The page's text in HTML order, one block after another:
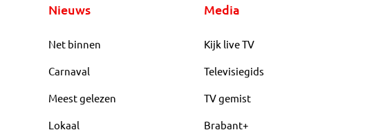
Nieuws
Net binnen
Carnaval
Meest gelezen
Lokaal
Media
Kijk live TV
Televisiegids
TV gemist
Brabant+